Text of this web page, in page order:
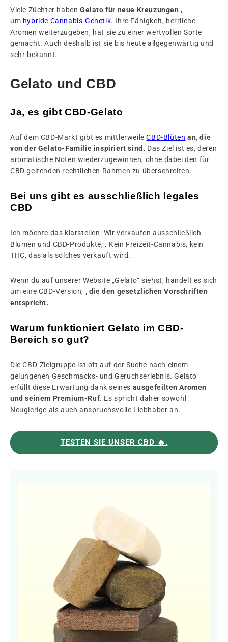
Viele Züchter haben Gelato für neue Kreuzungen,
um hybride Cannabis-Genetik. Ihre Fähigkeit, herrliche
Aromen weiterzugeben, hat sie zu einer wertvollen Sorte
gemacht. Auch deshalb ist sie bis heute allgegenwärtig und
sehr bekannt.
Gelato und CBD
Ja, es gibt CBD-Gelato
Auf dem CBD-Markt gibt es mittlerweileCBD-Blüten an, die
von der Gelato-Familie inspiriert sind. Das Ziel ist es, deren
aromatische Noten wiederzugewinnen, ohne dabei den für
CBD geltenden rechtlichen Rahmen zu überschreiten.
Bei uns gibt es ausschließlich legales
CBD
Ich möchte das klarstellen: Wir verkaufen ausschließlich
Blumen und CBD-Produkte, . Kein Freizeit-Cannabis, kein
THC, das als solches verkauft wird.
Wenn du auf unserer Website „Gelato“ siehst, handelt es sich
um eine CBD-Version, , die den gesetzlichen Vorschriften
entspricht.
Warum funktioniert Gelato im CBD-
Bereich so gut?
Die CBD-Zielgruppe ist oft auf der Suche nach einem
gelungenen Geschmacks- und Geruchserlebnis. Gelato
erfüllt diese Erwartung dank seines ausgefeilten Aromen
und seinem Premium-Ruf. Es spricht daher sowohl
Neugierige als auch anspruchsvolle Liebhaber an.
TESTEN SIE UNSER CBD 🔥.